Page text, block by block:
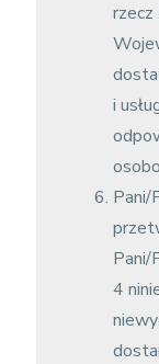
rzecz
i
Pani/
Pani/
4